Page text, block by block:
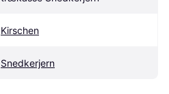
Kirschen
Snedkerjern